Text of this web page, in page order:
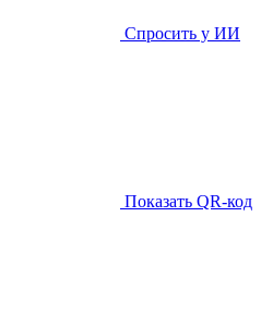
Спросить у ИИ
Показать QR-код